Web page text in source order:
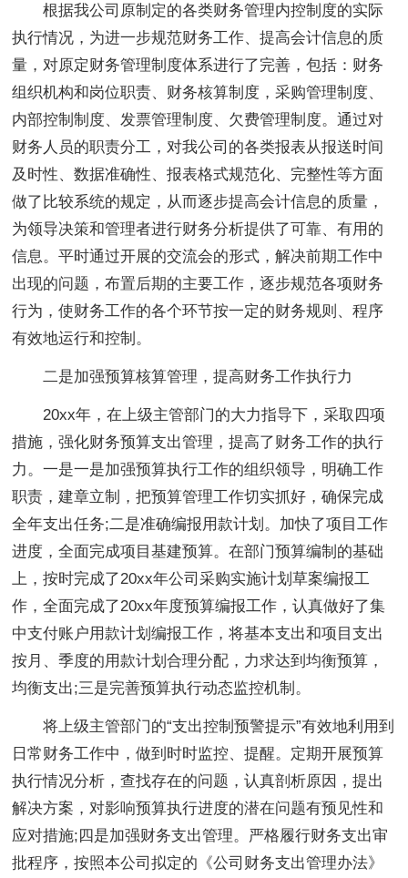
根据我公司原制定的各类财务管理内控制度的实际
执行情况，为进一步规范财务工作、提高会计信息的质
量，对原定财务管理制度体系进行了完善，包括：财务
组织机构和岗位职责、财务核算制度，采购管理制度、
内部控制制度、发票管理制度、欠费管理制度。通过对
财务人员的职责分工，对我公司的各类报表从报送时间
及时性、数据准确性、报表格式规范化、完整性等方面
做了比较系统的规定，从而逐步提高会计信息的质量，
为领导决策和管理者进行财务分析提供了可靠、有用的
信息。平时通过开展的交流会的形式，解决前期工作中
出现的问题，布置后期的主要工作，逐步规范各项财务
行为，使财务工作的各个环节按一定的财务规则、程序
有效地运行和控制。
二是加强预算核算管理，提高财务工作执行力
20xx年，在上级主管部门的大力指导下，采取四项
措施，强化财务预算支出管理，提高了财务工作的执行
力。一是一是加强预算执行工作的组织领导，明确工作
职责，建章立制，把预算管理工作切实抓好，确保完成
全年支出任务;二是准确编报用款计划。加快了项目工作
进度，全面完成项目基建预算。在部门预算编制的基础
上，按时完成了20xx年公司采购实施计划草案编报工
作，全面完成了20xx年度预算编报工作，认真做好了集
中支付账户用款计划编报工作，将基本支出和项目支出
按月、季度的用款计划合理分配，力求达到均衡预算，
均衡支出;三是完善预算执行动态监控机制。
将上级主管部门的“支出控制预警提示”有效地利用到
日常财务工作中，做到时时监控、提醒。定期开展预算
执行情况分析，查找存在的问题，认真剖析原因，提出
解决方案，对影响预算执行进度的潜在问题有预见性和
应对措施;四是加强财务支出管理。严格履行财务支出审
批程序，按照本公司拟定的《公司财务支出管理办法》